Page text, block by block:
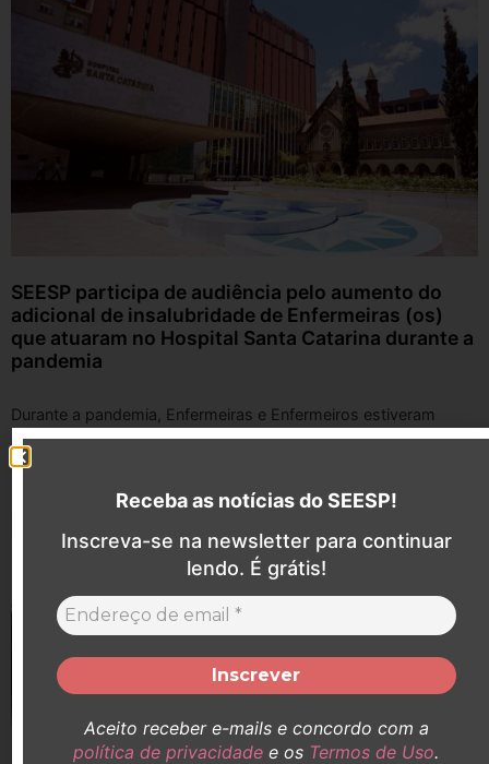
SEESP participa de audiência pelo aumento do
adicional de insalubridade de Enfermeiras (os)
que atuaram no Hospital Santa Catarina durante a
pandemia
Durante a pandemia, Enfermeiras e Enfermeiros estiveram
expostos a agentes infecciosos, prestando atendimento direto
a pacientes contaminados. Em defesa desses ...
Receba as notícias do SEESP!
Inscreva-se na newsletter para continuar
lendo. É grátis!
Aceito receber e-mails e concordo com a
política de privacidade e os Termos de Uso.